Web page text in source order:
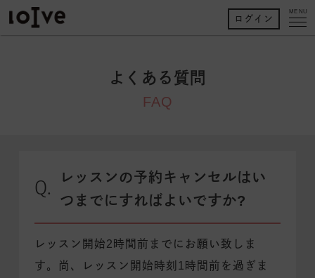
MENU
ログイン
よくある質問
FAQ
レッスンの予約キャンセルはい
つまでにすればよいですか?
レッスン開始2時間前までにお願い致しま
す。尚、レッスン開始時刻1時間前を過ぎま